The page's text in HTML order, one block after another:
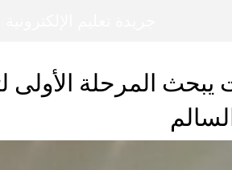
المرحلة الأولى